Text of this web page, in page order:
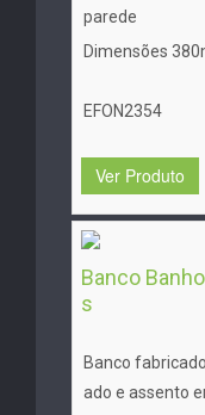
parede
Dimensões
EFON2354
Ver Produto
Banco
s
Banco
ado e assento